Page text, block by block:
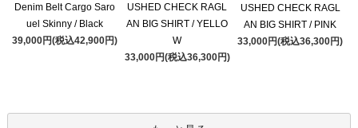
Denim Belt Cargo Saro
uel Skinny / Black
39,000円(税込42,900円)
USHED CHECK RAGL
AN BIG SHIRT / YELLO
W
33,000円(税込36,300円)
USHED CHECK RAGL
AN BIG SHIRT / PINK
33,000円(税込36,300円)